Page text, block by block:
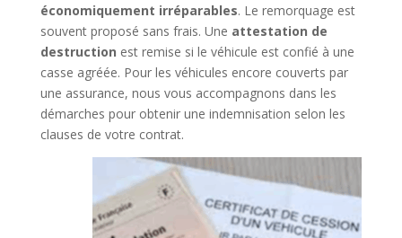
économiquement irréparables. Le remorquage est
souvent proposé sans frais. Une attestation de
destruction est remise si le véhicule est confié à une
casse agréée. Pour les véhicules encore couverts par
une assurance, nous vous accompagnons dans les
démarches pour obtenir une indemnisation selon les
clauses de votre contrat.